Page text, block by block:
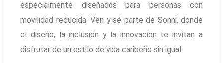
especialmente diseñados para personas con
movilidad reducida. Ven y sé parte de Sonni, donde
el diseño, la inclusión y la innovación te invitan a
disfrutar de un estilo de vida caribeño sin igual.